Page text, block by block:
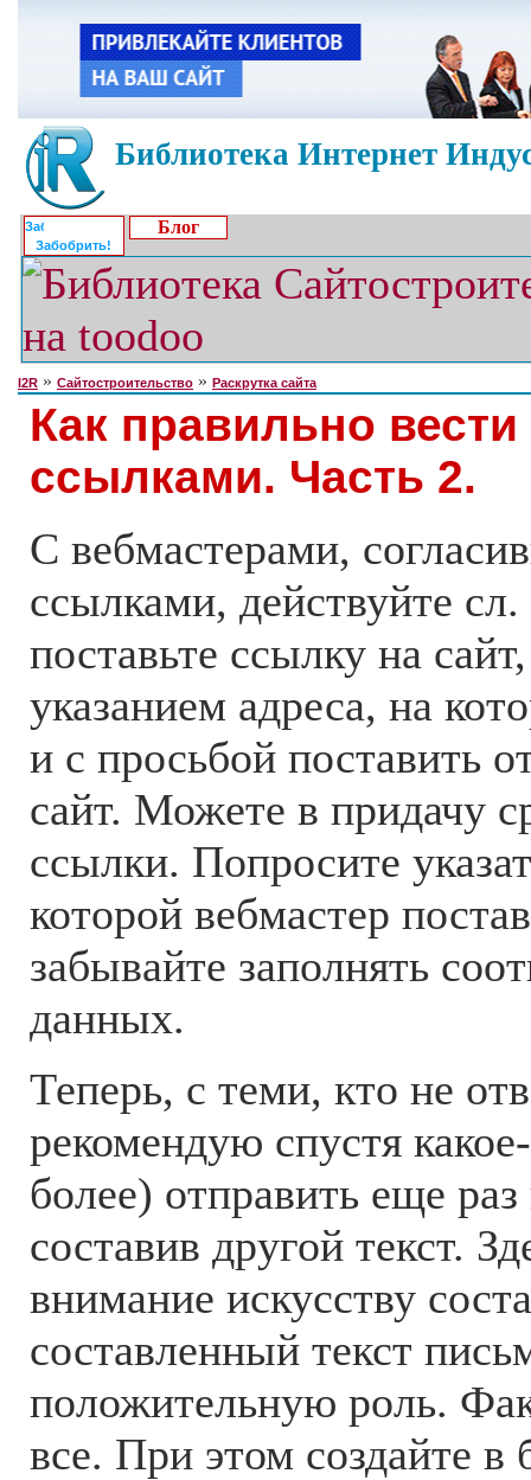
Библиотека Интернет
Забобрить!
Блог
I2R » Сайтостроительство » Раскрутка сайта
Как правильно
ссылками. Часть 2.
С вебмастерами,
ссылками, действуйте
поставьте ссылку на
указанием адреса, на
и с просьбой поставить
сайт. Можете в придачу
ссылки. Попросите
которой вебмастер
забывайте заполнять
данных.
Теперь, с теми, кто не
рекомендую спустя
более) отправить еще
составив другой текст.
внимание искусству
составленный текст
положительную роль.
все. При этом создайте